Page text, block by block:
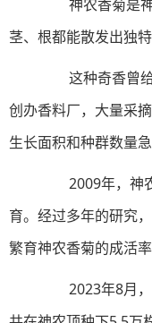
神农香菊是神
茎、根都能散发出独特
这种奇香曾给
创办香料厂，大量采
生长面积和种群数量急
2009年，神农
育。经过多年的研究
繁育神农香菊的成活
2023年8月，